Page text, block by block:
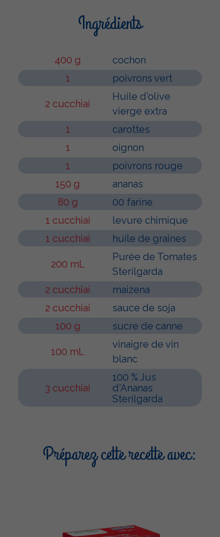
Ingrédients
400 g
cochon
1
poivrons vert
2 cucchiai
Huile d'olive
vierge extra
1
carottes
1
oignon
1
poivrons rouge
150 g
ananas
80 g
00 farine
1 cucchiai
levure chimique
1 cucchiai
huile de graines
200 mL
Purée de Tomates
Sterilgarda
2 cucchiai
maizena
2 cucchiai
sauce de soja
100 g
sucre de canne
100 mL
vinaigre de vin
blanc
3 cucchiai
100 % Jus
d'Ananas
Sterilgarda
Préparez cette recette avec: